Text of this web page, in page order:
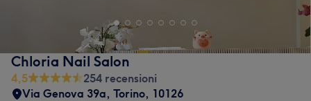
Chloria Nail Salon
4,5
254 recensioni
Via Genova 39a, Torino, 10126